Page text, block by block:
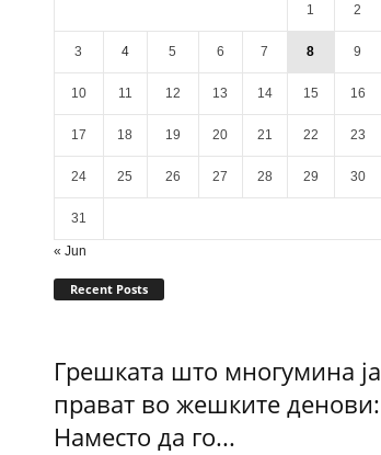
1 2
3 4 5 6 7 8 9
10 11 12 13 14 15 16
17 18 19 20 21 22 23
24 25 26 27 28 29 30
31
« Jun
Recent Posts
Грешката што многумина ја
прават во жешките денови:
Наместо да го...